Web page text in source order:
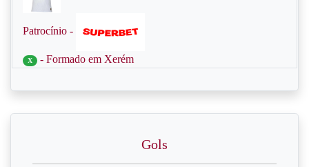
Patrocínio -
X - Formado em Xerém
Gols